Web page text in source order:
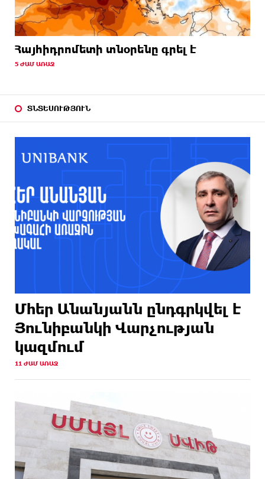
Հայհիդրոմետի տնօրենը գրել է
5 ԺԱՄ ԱՌԱՋ
ՏՆՏԵՍՈՒԹՅՈՒՆ
Մհեր Անանյանն ընդգրկվել է
Յունիբանկի Վարչության
կազմում
11 ԺԱՄ ԱՌԱՋ